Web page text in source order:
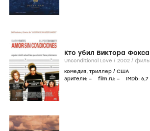
Кто убил Виктора Фокса
Unconditional Love / 2002 /
комедия, триллер / США
зрители: – film.ru: – IMDb: 6,7